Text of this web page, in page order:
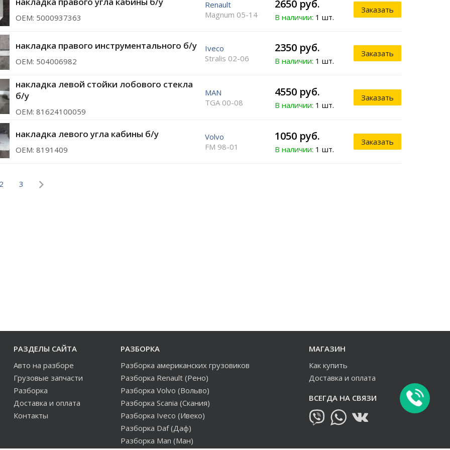
ОЕМ: 5000937363
Renault
Magnum 05-14
2650 руб.
В наличии: 1 шт.
Заказать
накладка правого инструментального б/у
ОЕМ: 504006982
Iveco
Stralis 02-06
2350 руб.
В наличии: 1 шт.
Заказать
накладка левой стойки лобового стекла
б/у
ОЕМ: 81624100059
MAN
TGA 00-08
4550 руб.
В наличии: 1 шт.
Заказать
накладка левого угла кабины б/у
ОЕМ: 8191409
Volvo
FM 98-01
1050 руб.
В наличии: 1 шт.
Заказать
3
РАЗДЕЛЫ САЙТА
Авто на разборе
Грузовые запчасти
Разборка
Доставка и оплата
Контакты
РАЗБОРКА
Разборка американских грузовиков
Разборка Renault (Рено)
Разборка Volvo (Вольво)
Разборка Scania (Скания)
Разборка Iveco (Ивеко)
Разборка Daf (Даф)
Разборка Man (Ман)
МАГАЗИН
Как купить
Доставка и оплата
ВСЕГДА НА СВЯЗИ